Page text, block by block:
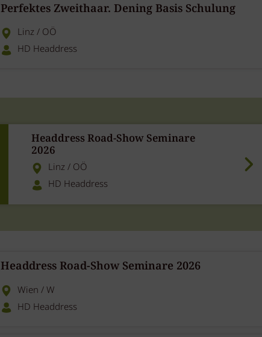
Perfektes Zweithaar. Dening Basis Schulung
Linz / OÖ
HD Headdress
Headdress Road-Show Seminare
2026
Linz / OÖ
HD Headdress
Headdress Road-Show Seminare 2026
Wien / W
HD Headdress